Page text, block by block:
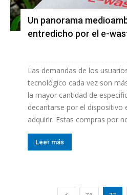
Un panorama
entredicho por el e-
Las demandas de los
tecnológico cada vez son
la mayor cantidad de
decantarse por el dispositivo
adquirir. Estas compras por
Leer más